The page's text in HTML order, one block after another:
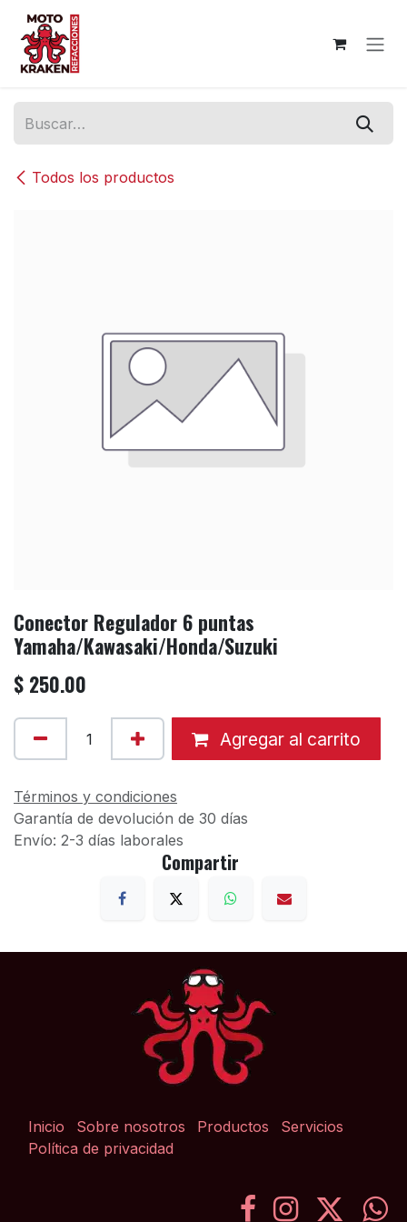
Ir al contenido
Todos los productos
Conector Regulador 6 puntas
Yamaha/Kawasaki/Honda/Suzuki
$ 250.00
Agregar al carrito
Términos y condiciones
Garantía de devolución de 30 días
Envío: 2-3 días laborales
Compartir
Inicio Sobre nosotros Productos
Servicios
Política de privacidad